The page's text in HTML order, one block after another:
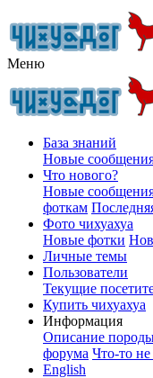
Меню
База знаний
Новые
Что нового?
Новые
фоткам
Фото чихуахуа
Новые фотки
Личные темы
Пользователи
Текущие
Купить чихуахуа
Информация
Описание
форума Что-то не
English